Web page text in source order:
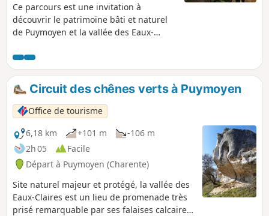
Ce parcours est une invitation à
découvrir le patrimoine bâti et naturel
de Puymoyen et la vallée des Eaux-
Circuit des chênes verts à Puymoyen
Office de tourisme
6,18 km
+101 m
-106 m
2h 05
Facile
Départ à Puymoyen (Charente)
Site naturel majeur et protégé, la vallée des
Eaux-Claires est un lieu de promenade très
prisé remarquable par ses falaises calcaires